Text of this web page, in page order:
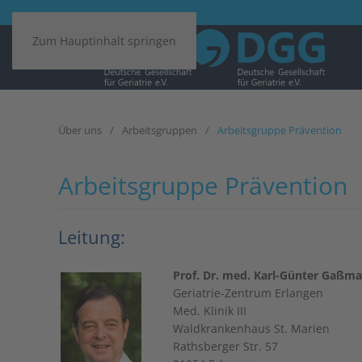
Zum Hauptinhalt springen
Über uns Arbeitsgruppen Arbeitsgruppe Prävention
Arbeitsgruppe Prävention
Leitung:
Prof. Dr. med. Karl-Günter
Geriatrie-Zentrum Erlangen
Med. Klinik III
Waldkrankenhaus St. Marien
Rathsberger Str. 57